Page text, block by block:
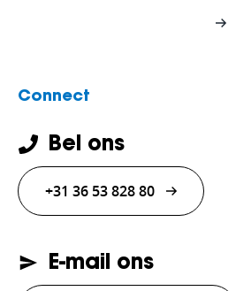
Connect
Bel ons
+31 36 53 828 80
E-mail ons